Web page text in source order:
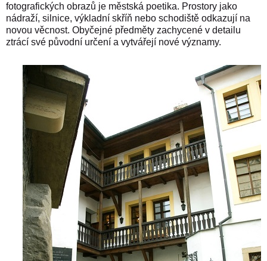
fotografických obrazů je městská poetika. Prostory jako
nádraží, silnice, výkladní skříň nebo schodiště odkazují na
novou věcnost. Obyčejné předměty zachycené v detailu
ztrácí své původní určení a vytvářejí nové významy.